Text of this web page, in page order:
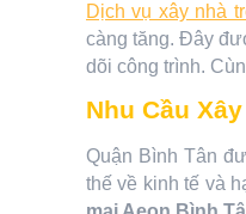
Dịch vụ xây nhà
càng tăng. Đây
dõi công trình.
Nhu Cầu
Quận Bình Tân
thế về kinh tế và